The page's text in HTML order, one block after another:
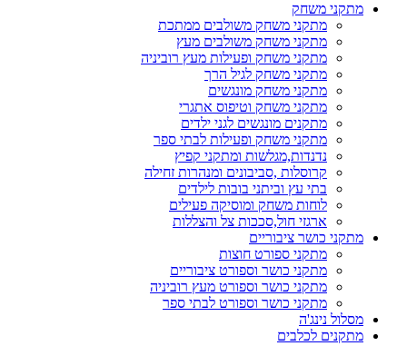
מתקני משחק
מתקני משחק משולבים ממתכת
מתקני משחק משולבים מעץ
מתקני משחק ופעילות מעץ רוביניה
מתקני משחק לגיל הרך
מתקני משחק מונגשים
מתקני משחק וטיפוס אתגרי
מתקנים מונגשים לגני ילדים
מתקני משחק ופעילות לבתי ספר
נדנדות,מגלשות ומתקני קפיץ
קרוסלות ,סביבונים ומנהרות זחילה
בתי עץ וביתני בובות לילדים
לוחות משחק ומוסיקה פעילים
ארגזי חול,סככות צל והצללות
מתקני כושר ציבוריים
מתקני ספורט חוצות
מתקני כושר וספורט ציבוריים
מתקני כושר וספורט מעץ רוביניה
מתקני כושר וספורט לבתי ספר
מסלול נינג'ה
מתקנים לכלבים